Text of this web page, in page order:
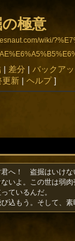
極意
wiki/
| 差分 | バックア
更新| ヘルプ]
へ！　盗掘はいけ
いよ。この世は弱
ているんだ。
込もう。そして、素